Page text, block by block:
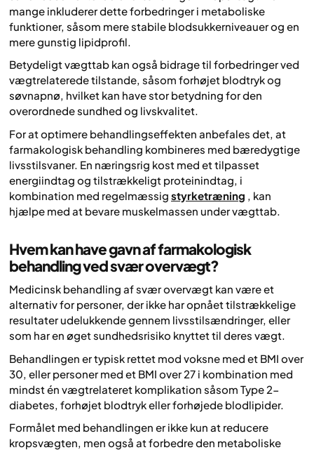
mange inkluderer dette forbedringer i metaboliske
funktioner, såsom mere stabile blodsukkerniveauer og en
mere gunstig lipidprofil.
Betydeligt vægttab kan også bidrage til forbedringer ved
vægtrelaterede tilstande, såsom forhøjet blodtryk og
søvnapnø, hvilket kan have stor betydning for den
overordnede sundhed og livskvalitet.
For at optimere behandlingseffekten anbefales det, at
farmakologisk behandling kombineres med bæredygtige
livsstilsvaner. En næringsrig kost med et tilpasset
energiindtag og tilstrækkeligt proteinindtag, i
kombination med regelmæssig styrketræning
, kan
hjælpe med at bevare muskelmassen under vægttab.
Hvem kan have gavn af farmakologisk
behandling ved svær overvægt?
Medicinsk behandling af svær overvægt kan være et
alternativ for personer, der ikke har opnået tilstrækkelige
resultater udelukkende gennem livsstilsændringer, eller
som har en øget sundhedsrisiko knyttet til deres vægt.
Behandlingen er typisk rettet mod voksne med et BMI over
30, eller personer med et BMI over 27 i kombination med
mindst én vægtrelateret komplikation såsom Type 2-
diabetes, forhøjet blodtryk eller forhøjede blodlipider.
Formålet med behandlingen er ikke kun at reducere
kropsvægten, men også at forbedre den metaboliske